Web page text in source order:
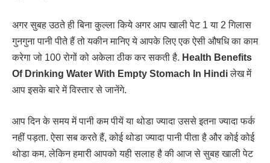
अगर सुबह उठते ही बिना कुल्ला किये अगर आप खाली पेट 1 या 2 गिलास
गुनगुना पानी पीते हैं तो यकीन मानिए ये आपके लिए एक ऐसी औषधि का काम
करेगा जो 100 रोगों को अकेला ठीक कर सकती है. Health Benefits
Of Drinking Water With Empty Stomach In Hindiलेख में
आप इसके बारे में विस्तार से जानेंगे.
आप दिन के समय में पानी कम पीयें या थोडा ज्यादा उससे इतना ज्यादा फर्क
नहीं पड़ता. ऐसा सब करते हैं, कोई थोडा ज्यादा पानी पीता है और कोई कोई
थोडा कम. लेकिन हमारी आपको यही सलाह है की आज से सुबह खाली पेट